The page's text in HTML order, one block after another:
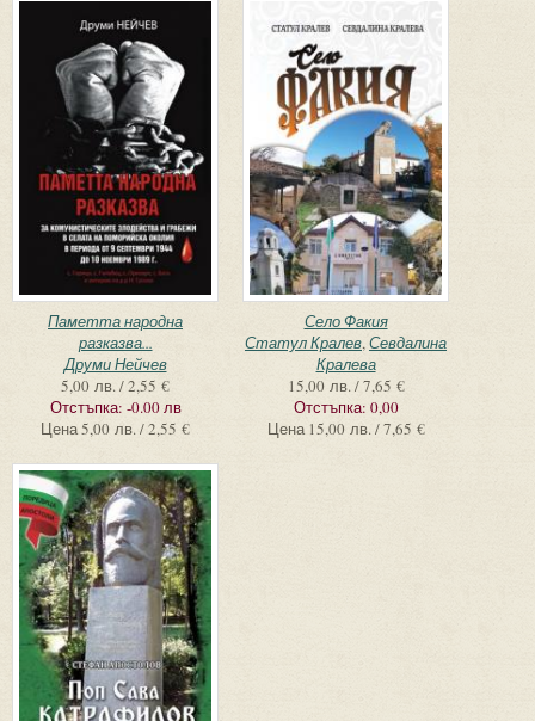
Паметта народна
разказва...
Друми Нейчев
5,00 лв. / 2,55 €
Отстъпка: -0.00 лв
Цена5,00 лв. / 2,55 €
Село Факия
Статул Кралев,Севдалина
Кралева
15,00 лв. / 7,65 €
Отстъпка: 0,00
Цена 15,00 лв. / 7,65 €